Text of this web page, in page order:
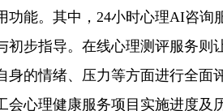
功能。其中，24小时心理AI咨
初步指导。在线心理测评服务则
身的情绪、压力等方面进行全面
会心理健康服务项目实施进度及